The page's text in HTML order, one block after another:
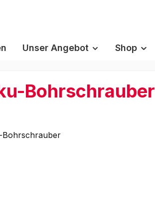
Unser Angebot Shop
Bohrschrauber